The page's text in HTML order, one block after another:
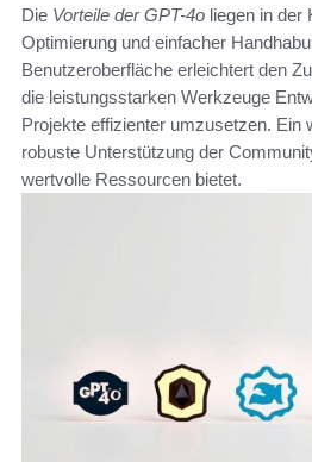
Die Vorteile der GPT-4o liegen in der
Optimierung und einfacher
Benutzeroberfläche erleichtert den
die leistungsstarken Werkzeuge
Projekte effizienter umzusetzen. Ein
robuste Unterstützung der
wertvolle Ressourcen bietet.